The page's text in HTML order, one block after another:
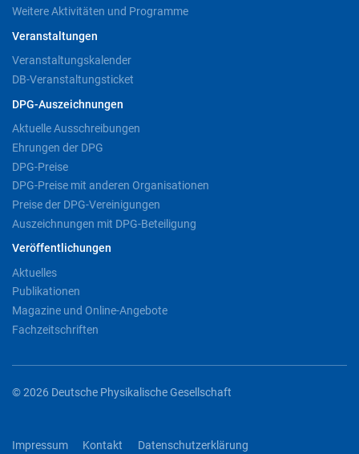
Weitere Aktivitäten und Programme
Veranstaltungen
Veranstaltungskalender
DB-Veranstaltungsticket
DPG-Auszeichnungen
Aktuelle Ausschreibungen
Ehrungen der DPG
DPG-Preise
DPG-Preise mit anderen Organisationen
Preise der DPG-Vereinigungen
Auszeichnungen mit DPG-Beteiligung
Veröffentlichungen
Aktuelles
Publikationen
Magazine und Online-Angebote
Fachzeitschriften
© 2026 Deutsche Physikalische Gesellschaft
Impressum Kontakt Datenschutzerklärung